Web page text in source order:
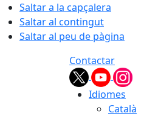
Saltar a la capçalera
Saltar al contingut
Saltar al peu de pàgina
Contactar
Idiomes
Català